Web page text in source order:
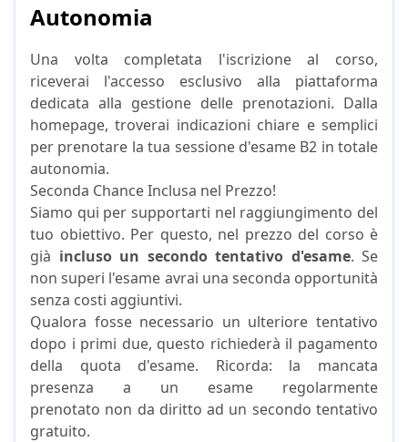
Autonomia
Una volta completata l'iscrizione al corso,
riceverai l'accesso esclusivo alla piattaforma
dedicata alla gestione delle prenotazioni. Dalla
homepage, troverai indicazioni chiare e semplici
per prenotare la tua sessione d'esame B2 in totale
autonomia.
Seconda Chance Inclusa nel Prezzo!
Siamo qui per supportarti nel raggiungimento del
tuo obiettivo. Per questo, nel prezzo del corso è
già incluso un secondo tentativo d'esame. Se
non superi l'esame avrai una seconda opportunità
senza costi aggiuntivi.
Qualora fosse necessario un ulteriore tentativo
dopo i primi due, questo richiederà il pagamento
della quota d'esame. Ricorda: la mancata
presenza a un esame regolarmente
prenotato non da diritto ad un secondo tentativo
gratuito.